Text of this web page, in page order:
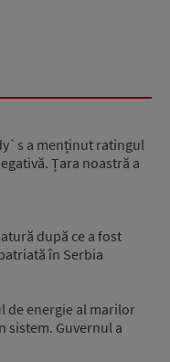
a menținut ratingul
Țara noastră a
după ce a fost
în Serbia
de energie al marilor
sistem. Guvernul a